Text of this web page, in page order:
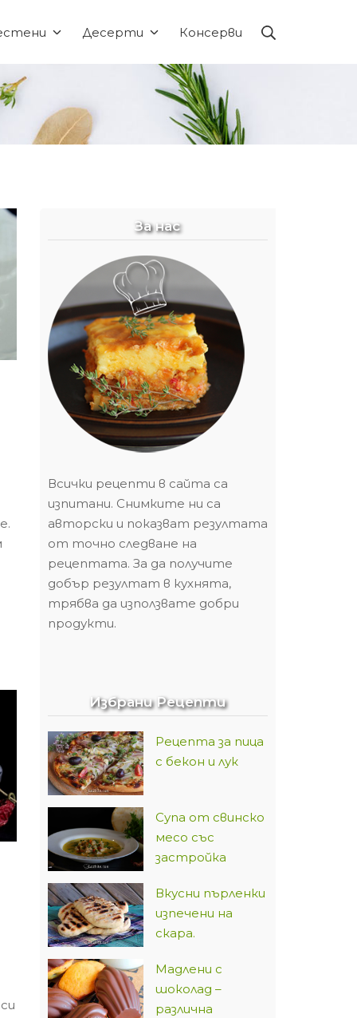
Десерти Консерви
За нас
Всички рецепти в сайта са
изпитани. Снимките ни са
авторски и показват резултата
от точно следване на
рецептата. За да получите
добър резултат в кухнята,
трябва да използвате добри
продукти.
Избрани Рецепти
Рецепта за пица
с бекон и лук
Супа от свинско
месо със
застройка
Вкусни пърленки
изпечени на
скара.
Мадлени с
шоколад –
различна